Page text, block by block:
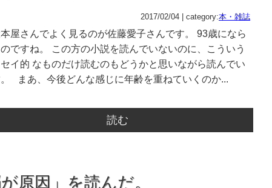
2017/02/04 | category:本・雑誌
屋さんでよく見るのが佐藤愛子さんです。 93歳になら
ですね。 この方の小説を読んでいないのに、こういう
イ的 なものだけ読むのもどうかと思いながら読んでい
。 まあ、今後どんな感じに年齢を重ねていくのか...
読む
原因」を読んだ。